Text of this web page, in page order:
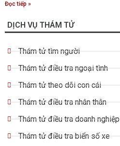
Đọc tiếp »
DỊCH VỤ THÁM TỬ
Thám tử tìm người
Thám tử điều tra ngoại tình
Thám tử theo dõi con cái
Thám tử điều tra nhân thân
Thám tử điều tra doanh nghiệp
Thám tử điều tra biển số xe